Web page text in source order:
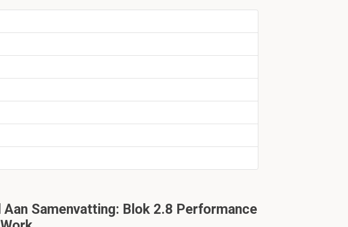
technische hart dmv het uitvoeren van
met technische vereisten
en variabelen?
dat sociaal, netwerk en psychologische
Samenvatting: Blok 2.8 Performance